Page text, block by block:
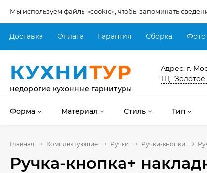
Мы используем файлы «cookie», чтобы запоминать
Доставка Оплата Гарантия Сборка Фото
КУХНИТУР
недорогие кухонные гарнитуры
Адрес: г.
ТЦ
Форма Материал Стиль Тип
Главная Комплектующие Ручки Ручки-кнопки
Ручка-кнопка+